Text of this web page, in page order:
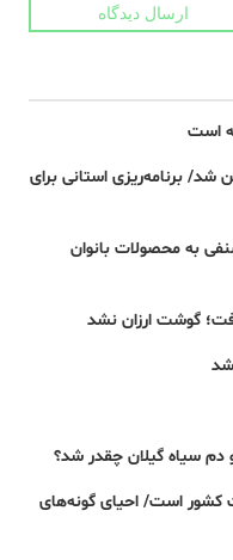
ارسال دیدگاه
است
شد/ برنامه‌ریزی استانی برای
به محصولات بانوان
شد
دم سیاه گیلان چقدر شد؟
کشور است/ احیای گونه‌های